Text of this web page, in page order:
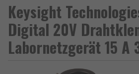
Keysight
Digital 20V
Labornetzgerät 15 A